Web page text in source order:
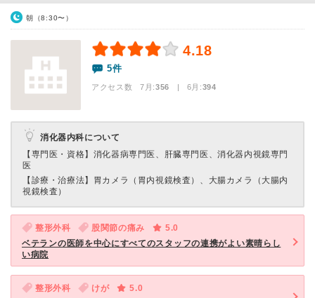
朝（8:30〜）
4.18
5件
アクセス数 7月:356 | 6月:394
消化器内科について
【専門医・資格】 消化器病専門医、肝臓専門医、消化器内視鏡専門
医
【診療・治療法】 胃カメラ（胃内視鏡検査）、大腸カメラ（大腸内
視鏡検査）
整形外科 股関節の痛み
5.0
ベテランの医師を中心にすべてのスタッフの連携がよい素晴らし
い病院
整形外科 けが
5.0